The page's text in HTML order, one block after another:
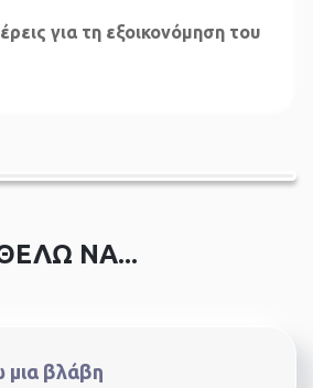
για τη εξοικονόμηση του
ΝΑ...
βλάβη